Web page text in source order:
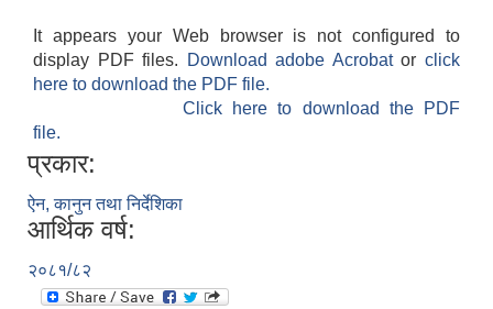
It appears your Web browser is not configured to
display PDF files.
Download adobe Acrobatorclick
here to download the PDF file.
Click here to download the PDF
file.
प्रकार:
ऐन, कानुन तथा निर्देशिका
आर्थिक वर्ष:
२०८१/८२